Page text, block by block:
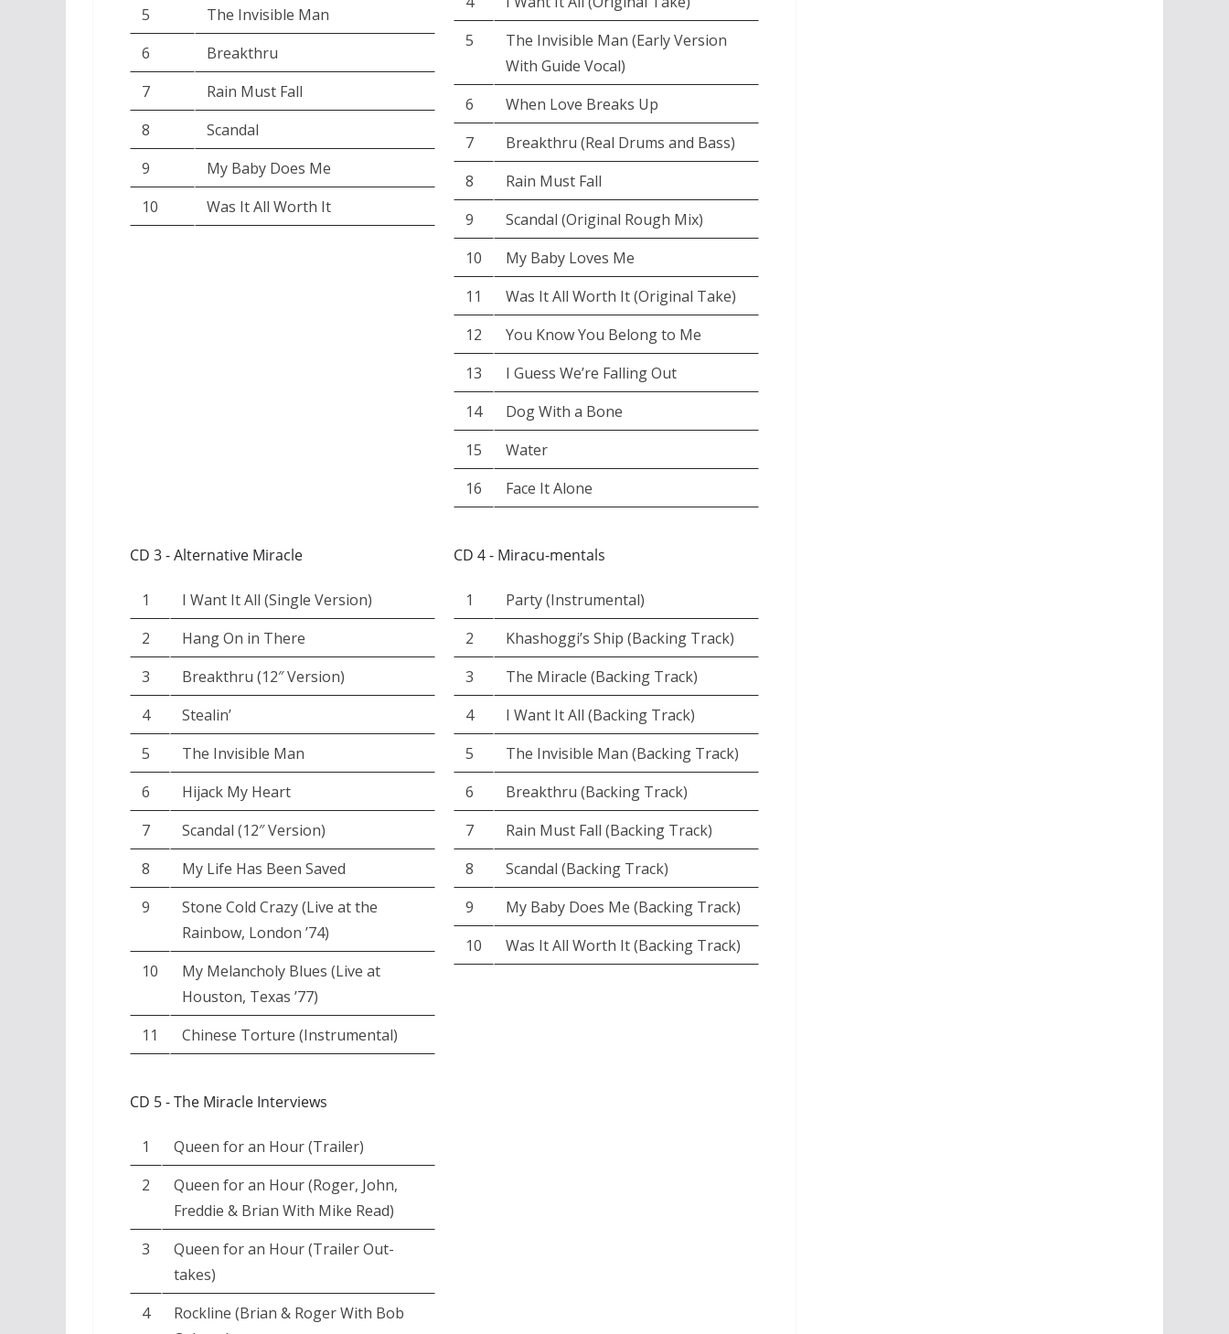
5
The Invisible Man
6
Breakthru
7
Rain Must Fall
8
Scandal
9
My Baby Does Me
10
Was It All Worth It
5
The Invisible Man (Early Version
With Guide Vocal)
6
When Love Breaks Up
7
Breakthru (Real Drums and Bass)
8
Rain Must Fall
9
Scandal (Original Rough Mix)
10
My Baby Loves Me
11
Was It All Worth It (Original Take)
12
You Know You Belong to Me
13
I Guess We’re Falling Out
14
Dog With a Bone
15
Water
16
Face It Alone
CD 3 - Alternative Miracle
1
I Want It All (Single Version)
2
Hang On in There
3
Breakthru (12″ Version)
4
Stealin’
5
The Invisible Man
6
Hijack My Heart
7
Scandal (12″ Version)
8
My Life Has Been Saved
9
Stone Cold Crazy (Live at the
Rainbow, London ’74)
10
My Melancholy Blues (Live at
Houston, Texas ’77)
11
Chinese Torture (Instrumental)
CD 4 - Miracu-mentals
1
Party (Instrumental)
2
Khashoggi’s Ship (Backing Track)
3
The Miracle (Backing Track)
4
I Want It All (Backing Track)
5
The Invisible Man (Backing Track)
6
Breakthru (Backing Track)
7
Rain Must Fall (Backing Track)
8
Scandal (Backing Track)
9
My Baby Does Me (Backing Track)
10
Was It All Worth It (Backing Track)
CD 5 - The Miracle Interviews
1
Queen for an Hour (Trailer)
2
Queen for an Hour (Roger, John,
Freddie & Brian With Mike Read)
3
Queen for an Hour (Trailer Out-
takes)
4
Rockline (Brian & Roger With Bob